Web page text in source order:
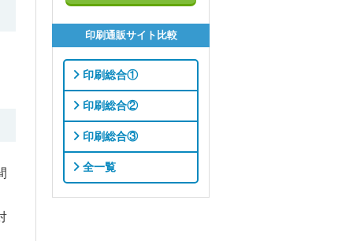
印刷通販サイト比較
印刷総合①
印刷総合②
印刷総合③
全一覧